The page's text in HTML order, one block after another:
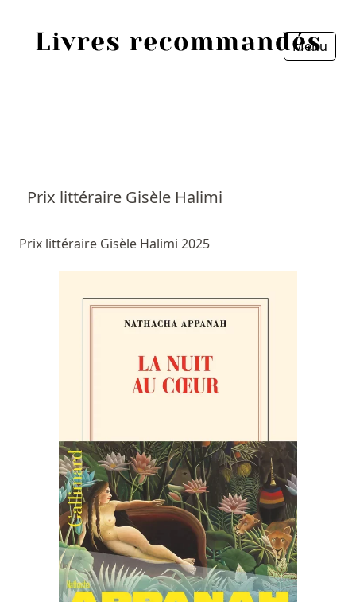
Menu
Prix littéraire Gisèle Halimi
Prix littéraire Gisèle Halimi 2025
Livres les plus recommandés
Fermer